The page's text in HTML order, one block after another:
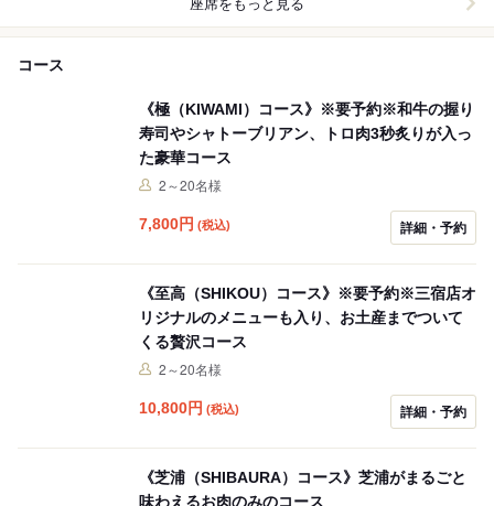
座席をもっと見る
コース
《極（KIWAMI）コース》※要予約※和牛の握り
寿司やシャトーブリアン、トロ肉3秒炙りが入っ
た豪華コース
2～20名様
7,800円 (税込) 詳細・予約
《至高（SHIKOU）コース》※要予約※三宿店オ
リジナルのメニューも入り、お土産までついて
くる贅沢コース
2～20名様
10,800円 (税込) 詳細・予約
《芝浦（SHIBAURA）コース》芝浦がまるごと
味わえるお肉のみのコース